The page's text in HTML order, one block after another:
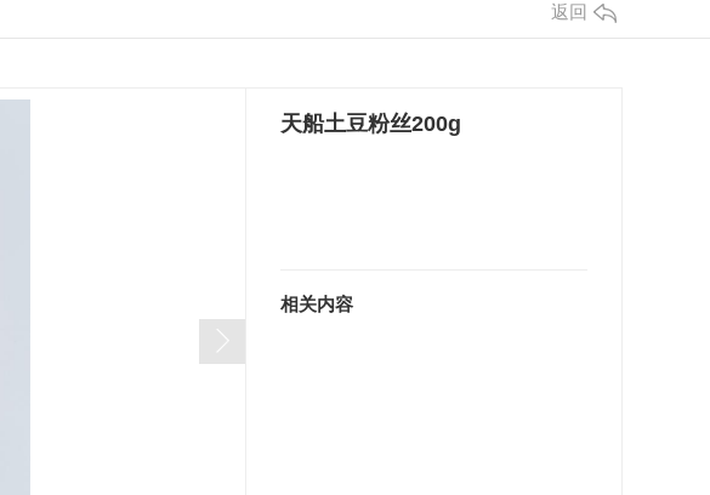
返回
天船土豆粉丝200g
相关内容